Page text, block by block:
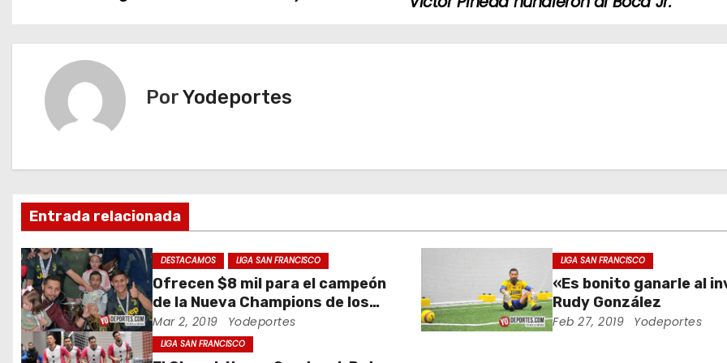
i
ó
n
d
PorYodeportes
Entrada relacionada
DESTACAMOS LIGA SAN FRANCISCO
Ofrecen $8 mil para el campeón
de la Nueva Champions de los
Martes
Mar 2, 2019 Yodeportes
LIGA SAN FRANCISCO
«Es bonito ganarle al
Rudy González
Feb 27, 2019 Yodeportes
LIGA SAN FRANCISCO